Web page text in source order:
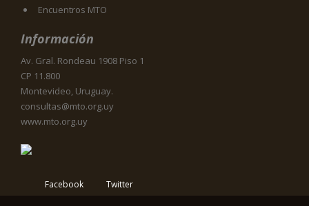
Encuentros MTO
Información
Av. Gral. Rondeau 1908 Piso 1
CP 11.800
Montevideo, Uruguay.
consultas@mto.org.uy
www.mto.org.uy
Facebook Twitter